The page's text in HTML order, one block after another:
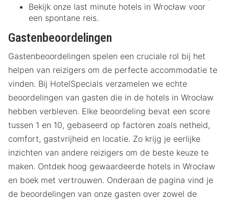
Bekijk onze last minute hotels in Wrocław voor
een spontane reis.
Gastenbeoordelingen
Gastenbeoordelingen spelen een cruciale rol bij het
helpen van reizigers om de perfecte accommodatie te
vinden. Bij HotelSpecials verzamelen we echte
beoordelingen van gasten die in de hotels in Wrocław
hebben verbleven. Elke beoordeling bevat een score
tussen 1 en 10, gebaseerd op factoren zoals netheid,
comfort, gastvrijheid en locatie. Zo krijg je eerlijke
inzichten van andere reizigers om de beste keuze te
maken. Ontdek hoog gewaardeerde hotels in Wrocław
en boek met vertrouwen. Onderaan de pagina vind je
de beoordelingen van onze gasten over zowel de